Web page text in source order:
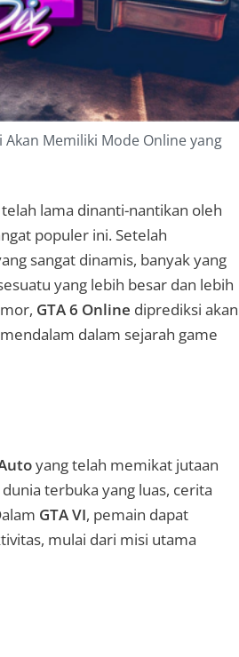
Akan Memiliki Mode Online yang
telah lama dinanti-nantikan oleh
populer ini. Setelah
sangat dinamis, banyak yang
yang lebih besar dan lebih
GTA 6 Online diprediksi akan
dalam sejarah game
yang telah memikat jutaan
terbuka yang luas, cerita
GTA VI, pemain dapat
mulai dari misi utama